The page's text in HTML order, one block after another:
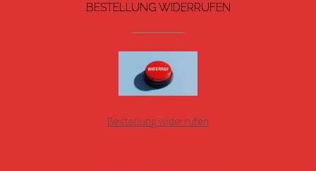
BESTELLUNG WIDERRUFEN
Bestellung widerrufen